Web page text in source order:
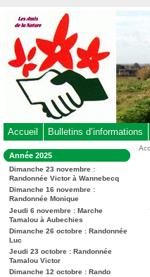
au
contenu
-
Aller
au
menu
-
à
la
recherche
Accueil Bulletins d’informations
Dans
la
rubrique
:
Année 2025
Dimanche 23 novembre :
Randonnée Victor à Wannebecq
Dimanche 16 novembre :
Randonnée Monique
Jeudi 6 novembre : Marche
Tamalou à Aubechies
Dimanche 26 octobre : Randonnée
Luc
Jeudi 23 octobre : Randonnée
Tamalou Victor
Dimanche 12 octobre : Rando